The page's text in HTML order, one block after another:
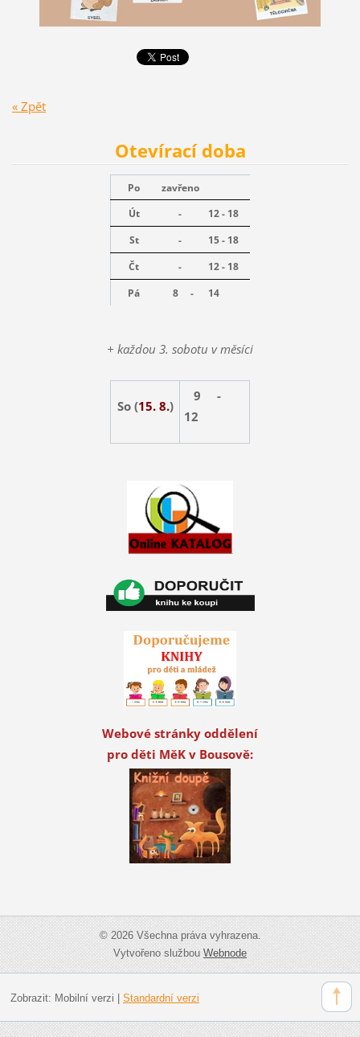
« Zpět
Otevírací doba
Po
zavřeno
Út
-
12 - 18
St
-
15 - 18
Čt
-
12 - 18
Pá
8 - 14
+ každou 3. sobotu v měsíci
So (15. 8.)
9 -
12
Webové stránky oddělení
pro děti MěK v Bousově:
© 2026 Všechna práva vyhrazena.
Vytvořeno službouWebnode
Zobrazit: Mobilní verzi Standardní verzi